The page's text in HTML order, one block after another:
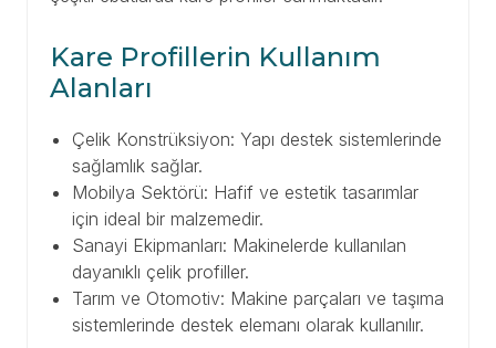
Kare Profillerin Kullanım
Alanları
Çelik Konstrüksiyon: Yapı destek sistemlerinde
sağlamlık sağlar.
Mobilya Sektörü: Hafif ve estetik tasarımlar
için ideal bir malzemedir.
Sanayi Ekipmanları: Makinelerde kullanılan
dayanıklı çelik profiller.
Tarım ve Otomotiv: Makine parçaları ve taşıma
sistemlerinde destek elemanı olarak kullanılır.